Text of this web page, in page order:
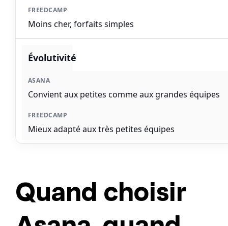
Moins cher, forfaits simples
Évolutivité
Convient aux petites comme aux grandes équipes
Mieux adapté aux très petites équipes
Quand choisir